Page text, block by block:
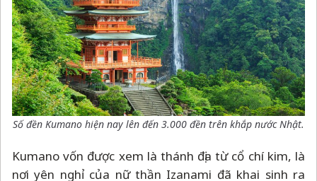
Số đền Kumano hiện nay lên đến 3.000 đền trên khắp nước Nhật.
Kumano vốn được xem là thánh địa từ cổ chí kim, là
nơi yên nghỉ của nữ thần Izanami đã khai sinh ra